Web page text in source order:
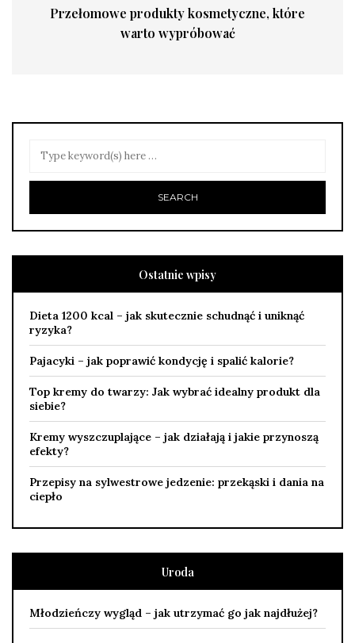
Przełomowe produkty kosmetyczne, które
warto wypróbować
Ostatnie wpisy
Dieta 1200 kcal – jak skutecznie schudnąć i uniknąć
ryzyka?
Pajacyki – jak poprawić kondycję i spalić kalorie?
Top kremy do twarzy: Jak wybrać idealny produkt dla
siebie?
Kremy wyszczuplające – jak działają i jakie przynoszą
efekty?
Przepisy na sylwestrowe jedzenie: przekąski i dania na
ciepło
Uroda
Młodzieńczy wygląd – jak utrzymać go jak najdłużej?